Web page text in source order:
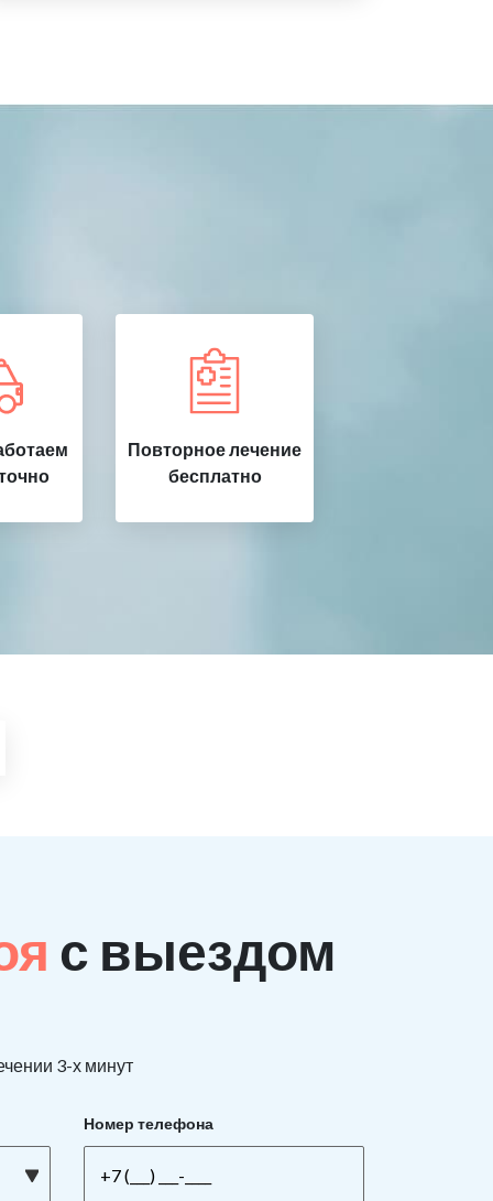
Повторное лечение
бесплатно
с выездом
3-х минут
Номер телефона